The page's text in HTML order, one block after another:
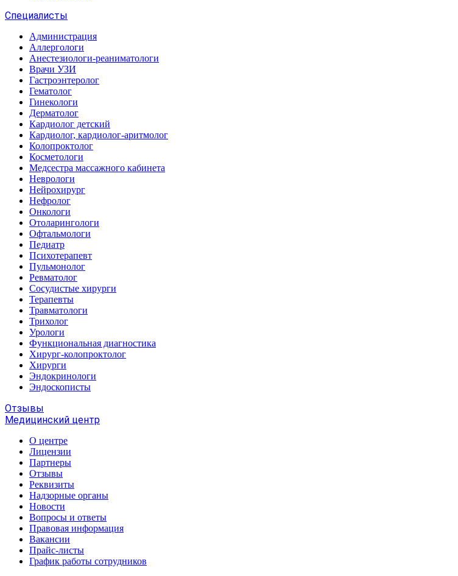
Специалисты
Администрация
Аллергологи
Анестезиологи-реаниматологи
Врачи УЗИ
Гастроэнтеролог
Гематолог
Гинекологи
Дерматолог
Кардиолог детский
Кардиолог, кардиолог-аритмолог
Колопроктолог
Косметологи
Медсестра массажного кабинета
Неврологи
Нейрохирург
Нефролог
Онкологи
Отоларингологи
Офтальмологи
Педиатр
Психотерапевт
Пульмонолог
Ревматолог
Сосудистые хирурги
Терапевты
Травматологи
Трихолог
Урологи
Функциональная диагностика
Хирург-колопроктолог
Хирурги
Эндокринологи
Эндоскописты
Отзывы
Медицинский центр
О центре
Лицензии
Партнеры
Отзывы
Реквизиты
Надзорные органы
Новости
Вопросы и ответы
Правовая информация
Вакансии
Прайс-листы
График работы сотрудников